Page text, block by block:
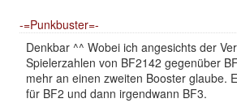
-=Punkbuster=-
Denkbar ^^ Wobei ich angesichts der
Spielerzahlen von BF2142 gegenüber
mehr an einen zweiten Booster glaube.
für BF2 und dann irgendwann BF3.